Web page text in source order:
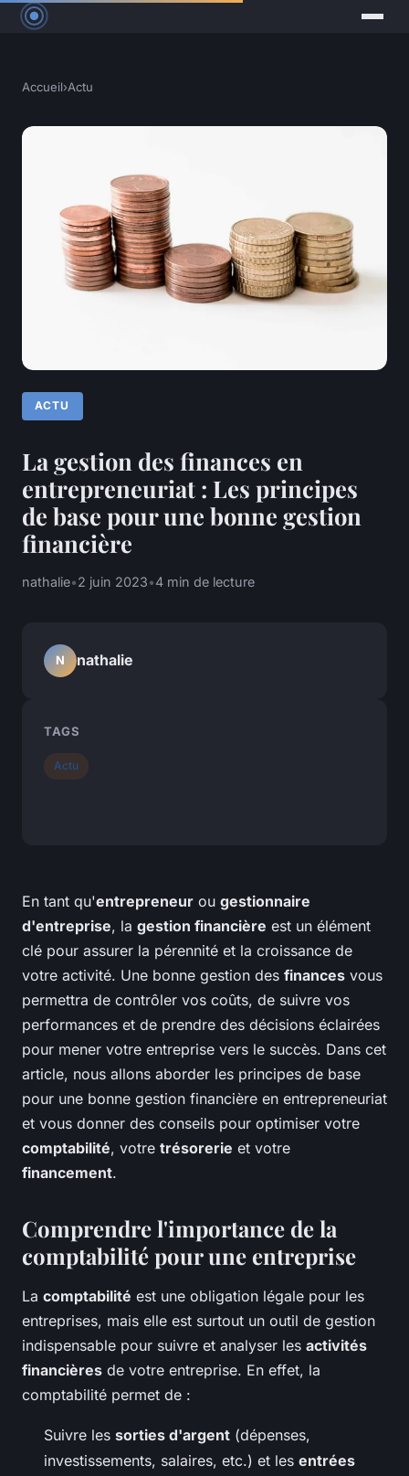
Accueil›Actu
ACTU
La gestion des finances en
entrepreneuriat : Les principes
de base pour une bonne gestion
financière
nathalie•2 juin 2023•4 min de lecture
En tant qu'entrepreneur ou gestionnaire
d'entreprise, la gestion financière est un élément
clé pour assurer la pérennité et la croissance de
votre activité. Une bonne gestion des finances vous
permettra de contrôler vos coûts, de suivre vos
performances et de prendre des décisions éclairées
pour mener votre entreprise vers le succès. Dans cet
article, nous allons aborder les principes de base
pour une bonne gestion financière en entrepreneuriat
et vous donner des conseils pour optimiser votre
comptabilité, votre trésorerie et votre
financement.
Comprendre l'importance de la
comptabilité pour une entreprise
La comptabilité est une obligation légale pour les
entreprises, mais elle est surtout un outil de gestion
indispensable pour suivre et analyser les activités
financières de votre entreprise. En effet, la
comptabilité permet de :
Suivre les sorties d'argent (dépenses,
investissements, salaires, etc.) et les entrées
N nathalie
TAGS
Actu